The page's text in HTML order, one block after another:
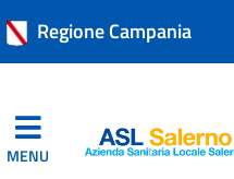
Regione Campania
MENU